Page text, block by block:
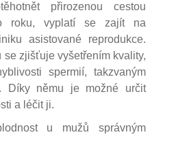
přirozenou cestou
roku, vyplatí se zajít na
asistované reprodukce.
se zjišťuje vyšetřením kvality,
spermií, takzvaným
. Díky němu je možné určit
a léčit ji.
u mužů správným